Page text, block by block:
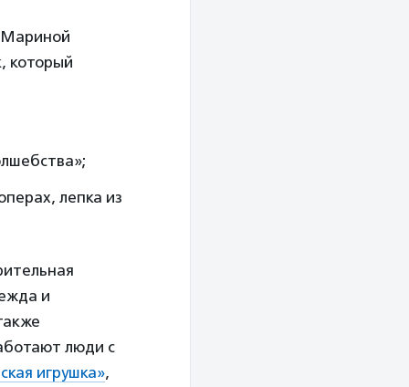
Мариной
который
лепка из
и
люди с
игрушка»,